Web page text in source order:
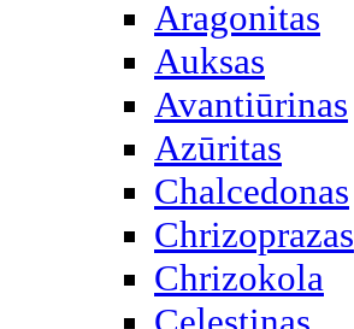
Aragonitas
Auksas
Avantiūrinas
Azūritas
Chalcedonas
Chrizoprazas
Chrizokola